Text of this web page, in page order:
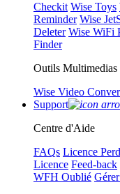
Checkit Wise Toys
Reminder Wise
Deleter Wise WiFi
Finder
Outils Multimedias
Wise Video
Support
Centre d'Aide
FAQs Licence
Licence Feed-back
WFH Oublié